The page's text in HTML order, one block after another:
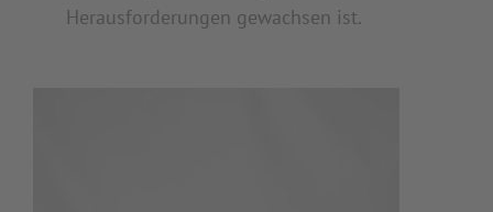
Herausforderungen gewachsen ist.